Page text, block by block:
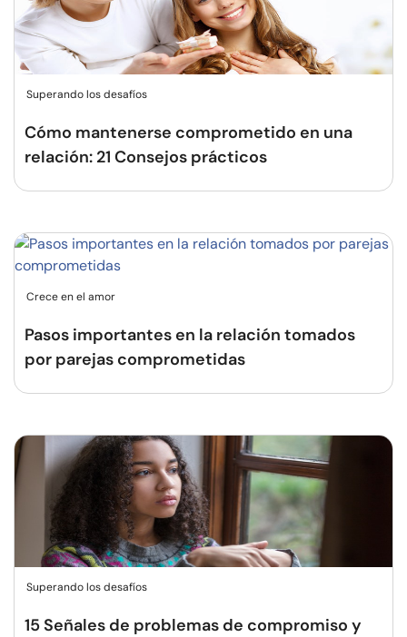
Superando los desafíos
Cómo mantenerse comprometido en una
relación: 21 Consejos prácticos
Crece en el amor
Pasos importantes en la relación tomados
por parejas comprometidas
Superando los desafíos
15 Señales de problemas de compromiso y